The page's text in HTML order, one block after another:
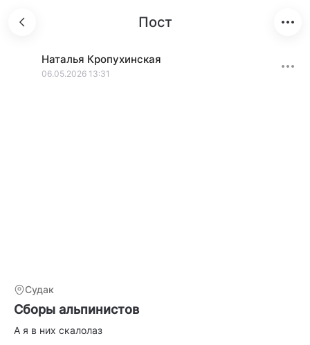
Пост
Наталья Кропухинская
06.05.2026 13:31
Судак
Сборы альпинистов
А я в них скалолаз